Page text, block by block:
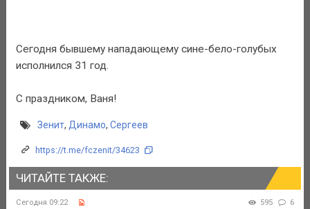
Сегодня бывшему нападающему сине-бело-голубых
исполнился 31 год.
С праздником, Ваня!
Зенит, Динамо, Сергеев
https://t.me/fczenit/34623
ЧИТАЙТЕ ТАКЖЕ:
Сегодня 09:22 595 6